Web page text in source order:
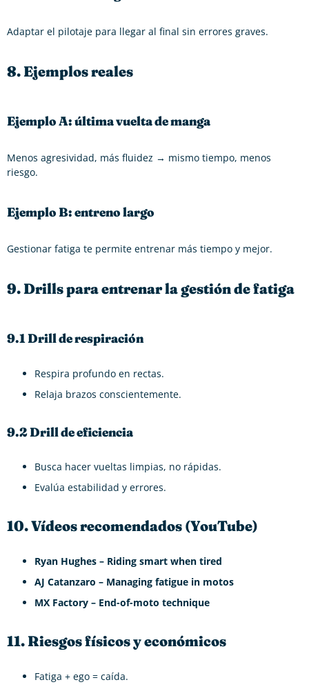
Adaptar el pilotaje para llegar al final sin errores graves.
8. Ejemplos reales
Ejemplo A: última vuelta de manga
Menos agresividad, más fluidez → mismo tiempo, menos
riesgo.
Ejemplo B: entreno largo
Gestionar fatiga te permite entrenar más tiempo y mejor.
9. Drills para entrenar la gestión de fatiga
9.1 Drill de respiración
Respira profundo en rectas.
Relaja brazos conscientemente.
9.2 Drill de eficiencia
Busca hacer vueltas limpias, no rápidas.
Evalúa estabilidad y errores.
10. Vídeos recomendados (YouTube)
Ryan Hughes – Riding smart when tired
AJ Catanzaro – Managing fatigue in motos
MX Factory – End-of-moto technique
11. Riesgos físicos y económicos
Fatiga + ego = caída.